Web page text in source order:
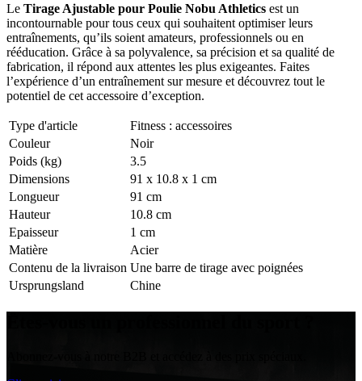
Le Tirage Ajustable pour Poulie Nobu Athletics est un
incontournable pour tous ceux qui souhaitent optimiser leurs
entraînements, qu’ils soient amateurs, professionnels ou en
rééducation. Grâce à sa polyvalence, sa précision et sa qualité de
fabrication, il répond aux attentes les plus exigeantes. Faites
l’expérience d’un entraînement sur mesure et découvrez tout le
potentiel de cet accessoire d’exception.
Type d'article
Fitness : accessoires
Couleur
Noir
Poids (kg)
3.5
Dimensions
91 x 10.8 x 1 cm
Longueur
91 cm
Hauteur
10.8 cm
Epaisseur
1 cm
Matière
Acier
Contenu de la livraison Une barre de tirage avec poignées
Ursprungsland
Chine